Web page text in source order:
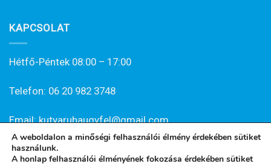
KAPCSOLAT
Hétfő-Péntek 08:00 – 17:00
Telefon: 06 20 982 3748
Email: kutyaruhaugyfel@gmail.com
A weboldalon a minőségi felhasználói élmény érdekében sütiket
használunk.
A honlap felhasználói élményének fokozása érdekében sütiket